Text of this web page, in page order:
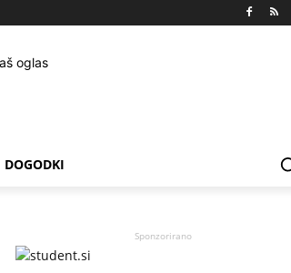
DOGODKI
Sponzorirano